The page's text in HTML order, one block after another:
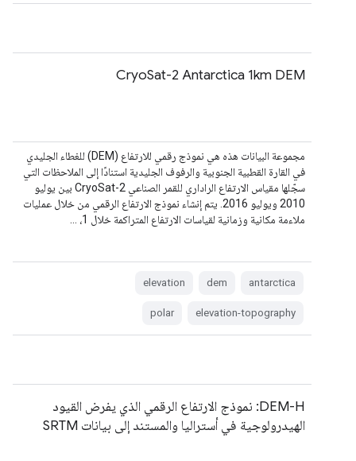
CryoSat-2 Antarctica 1km DEM
مجموعة البيانات هذه هي نموذج رقمي للارتفاع (DEM) للغطاء الجليدي
في القارة القطبية الجنوبية والرفوف الجليدية استنادًا إلى الملاحظات التي
سجّلها مقياس الارتفاع الراداري للقمر الصناعي CryoSat-2 بين يوليو
2010 ويوليو 2016. يتم إنشاء نموذج الارتفاع الرقمي من خلال عمليات
ملاءمة مكانية وزمانية لقياسات الارتفاع المتراكمة خلال 1، …
antarctica
dem
elevation
elevation-topography
polar
DEM-H: نموذج الارتفاع الرقمي الذي يفرض القيود
الهيدرولوجية في أستراليا والمستند إلى بيانات SRTM